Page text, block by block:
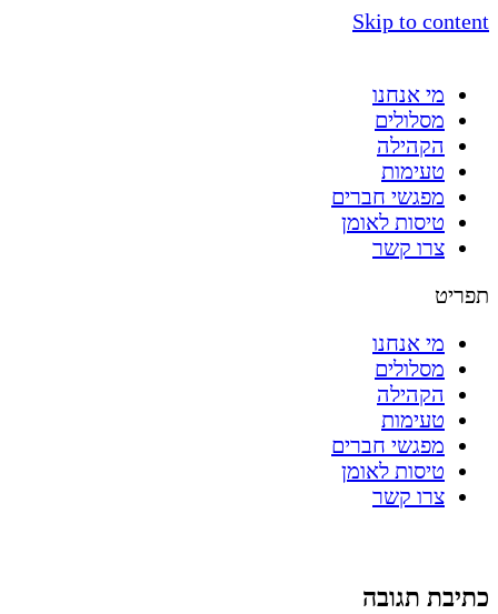
Skip to content
מי אנחנו
מסלולים
הקהילה
טעימות
מפגשי חברים
טיסות לאומן
צרו קשר
תפריט
מי אנחנו
מסלולים
הקהילה
טעימות
מפגשי חברים
טיסות לאומן
צרו קשר
כתיבת תגובה